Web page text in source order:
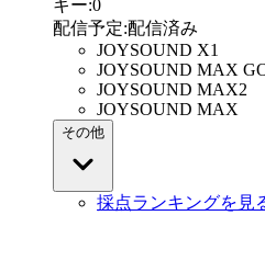
キー:0
配信予定:配信済み
JOYSOUND X1
JOYSOUND MAX
JOYSOUND MAX2
JOYSOUND MAX
その他
採点ランキングを見